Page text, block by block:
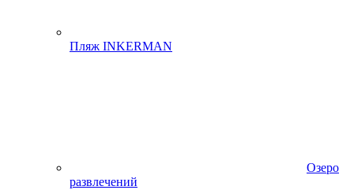
Пляж INKERMAN
Озеро
развлечений